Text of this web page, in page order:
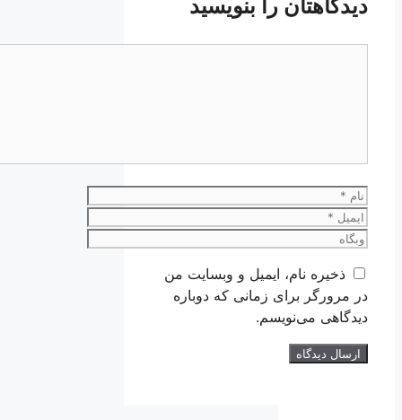
دیدگاهتان را بنویسید
نام
ایمیل
وبگاه
ذخیره نام، ایمیل و وبسایت من
در مرورگر برای زمانی که دوباره
دیدگاهی می‌نویسم.